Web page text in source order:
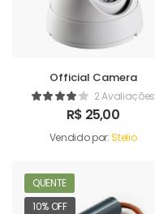
Official Camera
2 Avaliações
R$ 25,00
Vendido por:Stelio
QUENTE
10% OFF